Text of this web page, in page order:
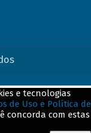
e tecnologias
de Uso e Política de
concorda com estas